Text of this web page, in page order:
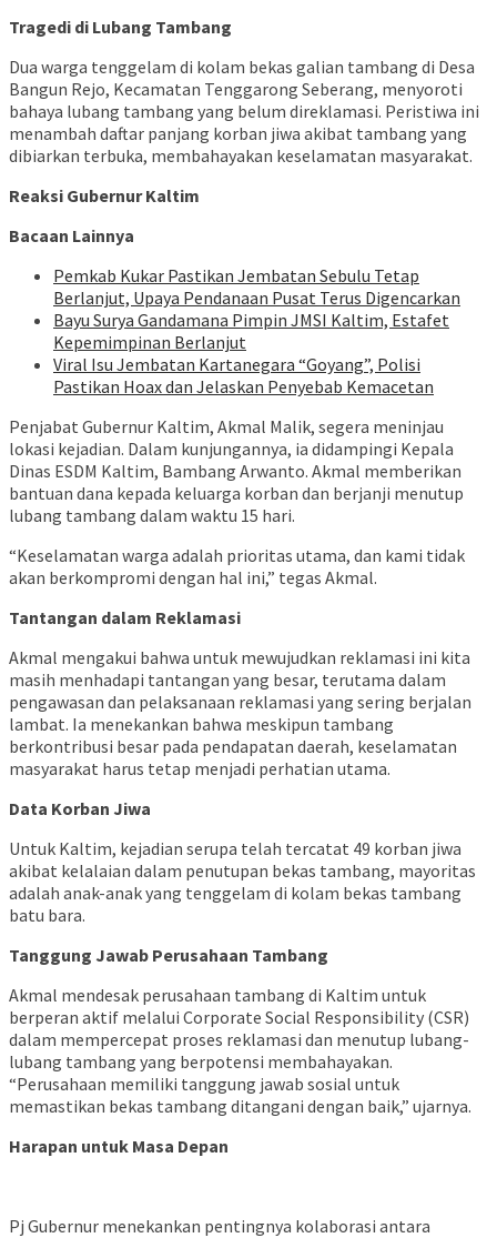
Tragedi di Lubang Tambang
Dua warga tenggelam di kolam bekas galian tambang di Desa
Bangun Rejo, Kecamatan Tenggarong Seberang, menyoroti
bahaya lubang tambang yang belum direklamasi. Peristiwa ini
menambah daftar panjang korban jiwa akibat tambang yang
dibiarkan terbuka, membahayakan keselamatan masyarakat.
Reaksi Gubernur Kaltim
Bacaan Lainnya
Pemkab Kukar Pastikan Jembatan Sebulu Tetap
Berlanjut, Upaya Pendanaan Pusat Terus Digencarkan
Bayu Surya Gandamana Pimpin JMSI Kaltim, Estafet
Kepemimpinan Berlanjut
Viral Isu Jembatan Kartanegara “Goyang”, Polisi
Pastikan Hoax dan Jelaskan Penyebab Kemacetan
Penjabat Gubernur Kaltim, Akmal Malik, segera meninjau
lokasi kejadian. Dalam kunjungannya, ia didampingi Kepala
Dinas ESDM Kaltim, Bambang Arwanto. Akmal memberikan
bantuan dana kepada keluarga korban dan berjanji menutup
lubang tambang dalam waktu 15 hari.
“Keselamatan warga adalah prioritas utama, dan kami tidak
akan berkompromi dengan hal ini,” tegas Akmal.
Tantangan dalam Reklamasi
Akmal mengakui bahwa untuk mewujudkan reklamasi ini kita
masih menhadapi tantangan yang besar, terutama dalam
pengawasan dan pelaksanaan reklamasi yang sering berjalan
lambat. Ia menekankan bahwa meskipun tambang
berkontribusi besar pada pendapatan daerah, keselamatan
masyarakat harus tetap menjadi perhatian utama.
Data Korban Jiwa
Untuk Kaltim, kejadian serupa telah tercatat 49 korban jiwa
akibat kelalaian dalam penutupan bekas tambang, mayoritas
adalah anak-anak yang tenggelam di kolam bekas tambang
batu bara.
Tanggung Jawab Perusahaan Tambang
Akmal mendesak perusahaan tambang di Kaltim untuk
berperan aktif melalui Corporate Social Responsibility (CSR)
dalam mempercepat proses reklamasi dan menutup lubang-
lubang tambang yang berpotensi membahayakan.
“Perusahaan memiliki tanggung jawab sosial untuk
memastikan bekas tambang ditangani dengan baik,” ujarnya.
Harapan untuk Masa Depan
Pj Gubernur menekankan pentingnya kolaborasi antara